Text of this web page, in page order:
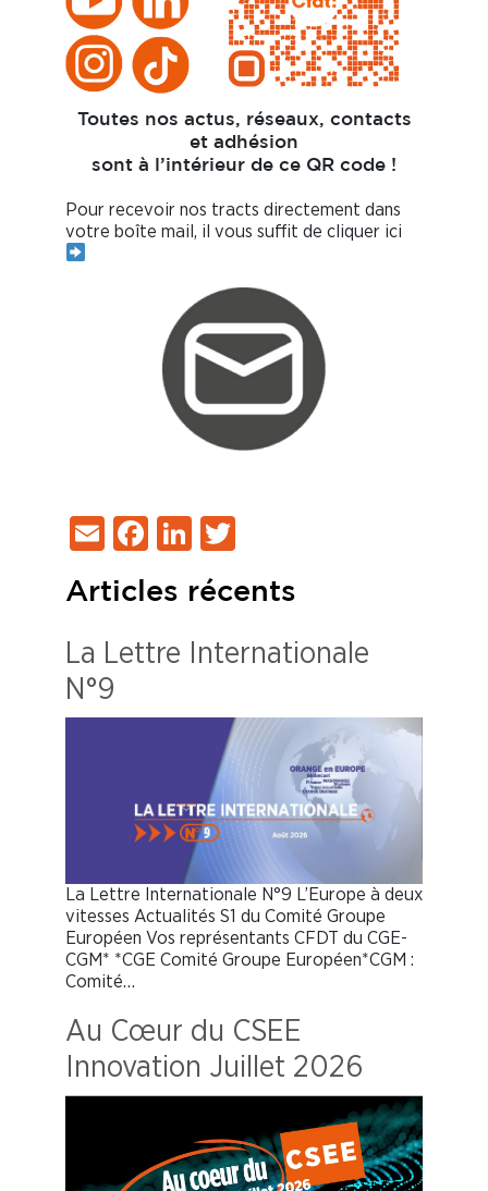
Toutes nos actus, réseaux, contacts
et adhésion
sont à l’intérieur de ce QR code !
Pour recevoir nos tracts directement dans
votre boîte mail, il vous suffit de cliquer ici
EmailFacebook
LinkedIn
Articles récents
La Lettre Internationale
N°9
La Lettre Internationale N°9 L’Europe à deux
vitesses Actualités S1 du Comité Groupe
Européen Vos représentants CFDT du CGE-
CGM* *CGE Comité Groupe Européen*CGM :
Comité…
Au Cœur du CSEE
Innovation Juillet 2026